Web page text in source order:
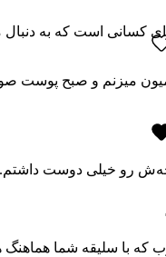
کسانی است که به
میزنم و صبح پوست
رو خیلی دوست
که با سلیقه شما هماهنگ